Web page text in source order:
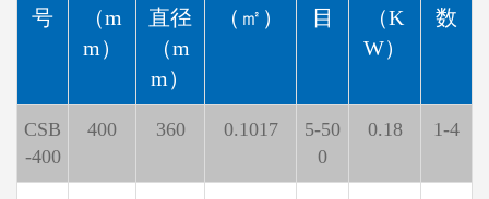
号
（m
m）
直径
（m
m）
（㎡）
目
（K
W）
数
CSB
-400
400 360 0.1017
5-50
0
0.18 1-4